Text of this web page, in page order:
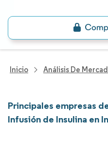
Inicio Análisis De
Principales empresas
Infusión de Insulina en